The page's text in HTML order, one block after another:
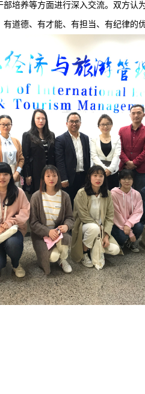
培养等方面进行深入交流。双方认
道德、有才能、有担当、有纪律的优